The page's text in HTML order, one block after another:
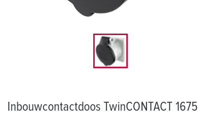
Inbouwcontactdoos TwinCONTACT 1675